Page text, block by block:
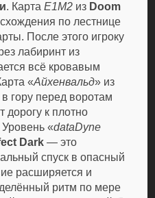
. КартаE1M2 из Doom
по лестнице
После этого игроку
лабиринт из
всё кровавым
«Айхенвальд» из
гору перед воротам
дорогу к плотно
«dataDyne
Dark — это
спуск в опасный
расширяется и
ритм по мере